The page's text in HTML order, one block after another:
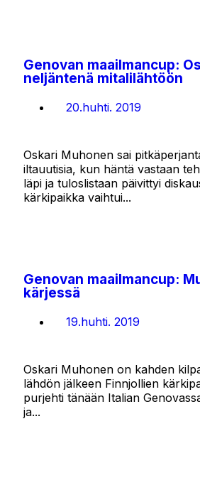
Genovan maailmancup:
neljäntenä mitalilähtöön
20.huhti. 2019
Oskari Muhonen sai
iltauutisia, kun häntä vastaan
läpi ja tuloslistaan päivittyi
kärkipaikka vaihtui...
Genovan maailmancup:
kärjessä
19.huhti. 2019
Oskari Muhonen on kahden
lähdön jälkeen Finnjollien
purjehti tänään Italian
ja...